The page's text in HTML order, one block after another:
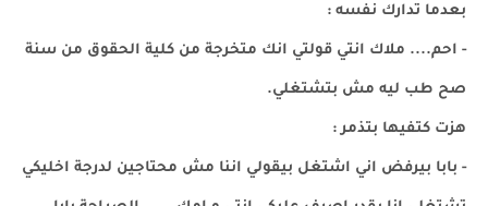
بعدما تدارك نفسه :
- احم.... ملاك انتي قولتي انك متخرجة من كلية الحقوق من سنة
صح طب ليه مش بتشتغلي.
هزت كتفيها بتذمر :
- بابا بيرفض اني اشتغل بيقولي اننا مش محتاجين لدرجة اخليكي